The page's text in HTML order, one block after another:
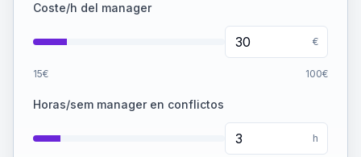
Coste/h del manager
€
15€ 100€
Horas/sem manager en conflictos
h